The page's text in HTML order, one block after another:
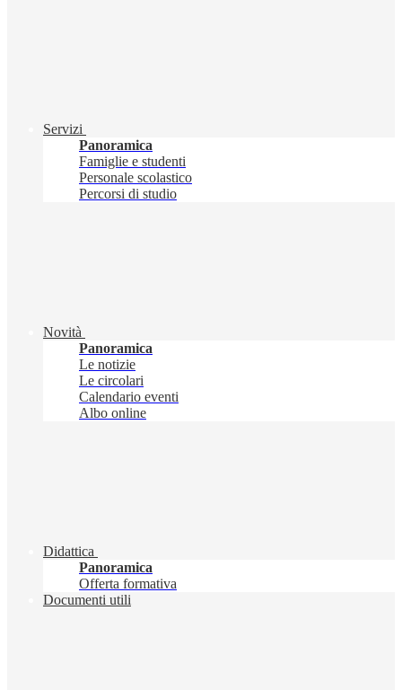
Servizi
Panoramica
Famiglie e studenti
Personale scolastico
Percorsi di studio
Novità
Panoramica
Le notizie
Le circolari
Calendario eventi
Albo online
Didattica
Panoramica
Offerta formativa
Documenti utili